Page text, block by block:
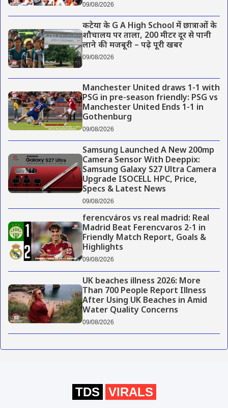
09/08/2026
कटेया के G A High School में छात्राओं के
शौचालय पर ताला, 200 मीटर दूर से पानी
लाने की मजबूरी – पढ़े पूरी खबर
09/08/2026
Manchester United draws 1-1 with
PSG in pre-season friendly: PSG vs
Manchester United Ends 1-1 in
Gothenburg
09/08/2026
Samsung Launched A New 200mp
Camera Sensor With Deeppix:
Samsung Galaxy S27 Ultra Camera
Upgrade ISOCELL HPC, Price,
Specs & Latest News
09/08/2026
ferencváros vs real madrid: Real
Madrid Beat Ferencvaros 2-1 in
Friendly Match Report, Goals &
Highlights
09/08/2026
UK beaches illness 2026: More
Than 700 People Report Illness
After Using UK Beaches in Amid
Water Quality Concerns
09/08/2026
TDS VIRALS